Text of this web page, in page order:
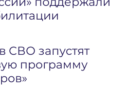
СВО запустят
программу